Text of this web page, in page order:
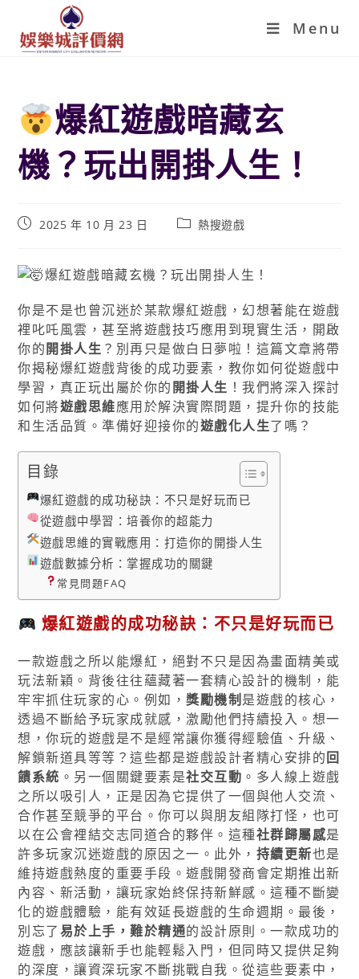
Menu
爆紅遊戲暗藏玄
機？玩出開掛人生！
2025 年 10 月 23 日 熱搜遊戲
你是不是也曾沉迷於某款爆紅遊戲，幻想著能在遊戲
裡叱吒風雲，甚至將遊戲技巧應用到現實生活，開啟
你的開掛人生 ？別再只是做白日夢啦！這篇文章將帶
你揭秘爆紅遊戲背後的成功要素，教你如何從遊戲中
學習，真正玩出屬於你的開掛人生 ！我們將深入探討
如何將遊戲思維應用於解決實際問題，提升你的技能
和生活品質。準備好迎接你的遊戲化人生了嗎？
目錄
爆紅遊戲的成功秘訣：不只是好玩而已
從遊戲中學習：培養你的超能力
遊戲思維的實戰應用：打造你的開掛人生
遊戲數據分析：掌握成功的關鍵
常見問題FAQ
爆紅遊戲的成功秘訣：不只是好玩而已
一款遊戲之所以能爆紅，絕對不只是因為畫面精美或
玩法新穎。背後往往蘊藏著一套精心設計的機制，能
牢牢抓住玩家的心。例如，獎勵機制 是遊戲的核心，
透過不斷給予玩家成就感，激勵他們持續投入。想一
想，你玩的遊戲是不是經常讓你獲得經驗值、升級、
解鎖新道具等等？這些都是遊戲設計者精心安排的回
饋系統 。另一個關鍵要素是社交互動 。多人線上遊戲
之所以吸引人，正是因為它提供了一個與他人交流、
合作甚至競爭的平台。你可以與朋友組隊打怪，也可
以在公會裡結交志同道合的夥伴。這種社群歸屬感是
許多玩家沉迷遊戲的原因之一。此外， 持續更新也是
維持遊戲熱度的重要手段。遊戲開發商會定期推出新
內容、新活動，讓玩家始終保持新鮮感。這種不斷變
化的遊戲體驗，能有效延長遊戲的生命週期。最後，
別忘了易於上手，難於精通的設計原則。一款成功的
遊戲，應該讓新手也能輕鬆入門，但同時又提供足夠
的深度，讓資深玩家不斷挑戰自我。從這些要素中，